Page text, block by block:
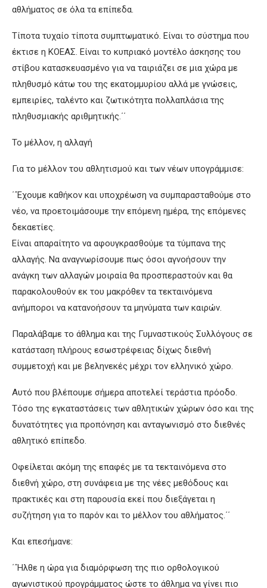
αθλήματος σε όλα τα επίπεδα.
Τίποτα τυχαίο τίποτα συμπτωματικό. Είναι το σύστημα που
έκτισε η ΚΟΕΑΣ. Είναι το κυπριακό μοντέλο άσκησης του
στίβου κατασκευασμένο για να ταιριάζει σε μια χώρα με
πληθυσμό κάτω του της εκατομμυρίου αλλά με γνώσεις,
εμπειρίες, ταλέντο και ζωτικότητα πολλαπλάσια της
πληθυσμιακής αριθμητικής.΄΄
Το μέλλον, η αλλαγή
Για το μέλλον του αθλητισμού και των νέων υπογράμμισε:
΄΄Έχουμε καθήκον και υποχρέωση να συμπαρασταθούμε στο
νέο, να προετοιμάσουμε την επόμενη ημέρα, της επόμενες
δεκαετίες.
Είναι απαραίτητο να αφουγκρασθούμε τα τύμπανα της
αλλαγής. Να αναγνωρίσουμε πως όσοι αγνοήσουν την
ανάγκη των αλλαγών μοιραία θα προσπεραστούν και θα
παρακολουθούν εκ του μακρόθεν τα τεκταινόμενα
ανήμποροι να κατανοήσουν τα μηνύματα των καιρών.
Παραλάβαμε το άθλημα και της Γυμναστικούς Συλλόγους σε
κατάσταση πλήρους εσωστρέφειας δίχως διεθνή
συμμετοχή και με βεληνεκές μέχρι τον ελληνικό χώρο.
Αυτό που βλέπουμε σήμερα αποτελεί τεράστια πρόοδο.
Τόσο της εγκαταστάσεις των αθλητικών χώρων όσο και της
δυνατότητες για προπόνηση και ανταγωνισμό στο διεθνές
αθλητικό επίπεδο.
Οφείλεται ακόμη της επαφές με τα τεκταινόμενα στο
διεθνή χώρο, στη συνάφεια με της νέες μεθόδους και
πρακτικές και στη παρουσία εκεί που διεξάγεται η
συζήτηση για το παρόν και το μέλλον του αθλήματος.΄΄
Και επεσήμανε:
΄΄Ήλθε η ώρα για διαμόρφωση της πιο ορθολογικού
αγωνιστικού προγράμματος ώστε το άθλημα να γίνει πιο